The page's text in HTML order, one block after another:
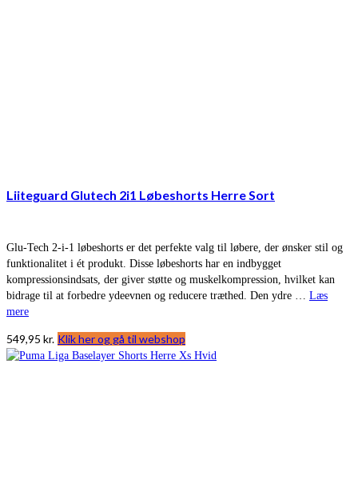
Liiteguard Glutech 2i1 Løbeshorts Herre Sort
Glu-Tech 2-i-1 løbeshorts er det perfekte valg til løbere, der ønsker stil og
funktionalitet i ét produkt. Disse løbeshorts har en indbygget
kompressionsindsats, der giver støtte og muskelkompression, hvilket kan
bidrage til at forbedre ydeevnen og reducere træthed. Den ydre … Læs
mere
549,95 kr. Klik her og gå til webshop